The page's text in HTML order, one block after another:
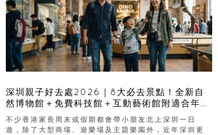
深圳親子好去處2026｜8大必去景點！全新自
然博物館＋免費科技館＋互動藝術館附適合年
齡、交通、門票、開放時間
不少香港家長周末或假期都會帶小朋友北上深圳一日
遊，除了大型商場、遊樂場及主題樂園外，近年深圳更